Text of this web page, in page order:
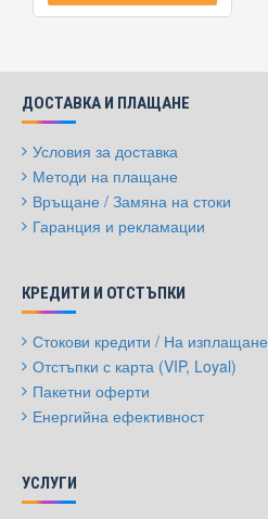
ДОСТАВКА И ПЛАЩАНЕ
Условия за доставка
Методи на плащане
Връщане / Замяна на стоки
Гаранция и рекламации
КРЕДИТИ И ОТСТЪПКИ
Стокови кредити / На изплащане
Отстъпки с карта (VIP, Loyal)
Пакетни оферти
Енергийна ефективност
УСЛУГИ